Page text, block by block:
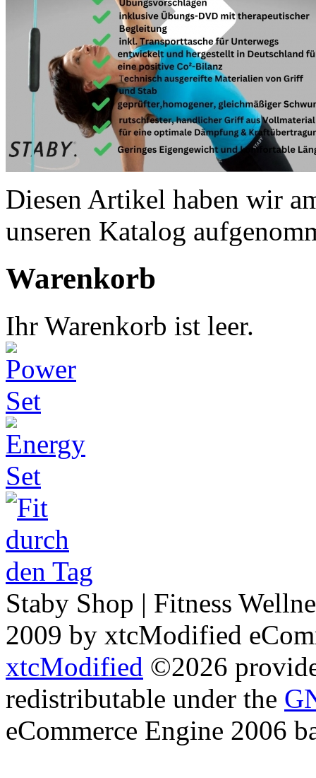
Diesen Artikel haben wir
unseren Katalog
Warenkorb
Ihr Warenkorb ist leer.
Staby Shop | Fitness
2009 by xtcModified
xtcModified ©2026
redistributable under the
eCommerce Engine 2006